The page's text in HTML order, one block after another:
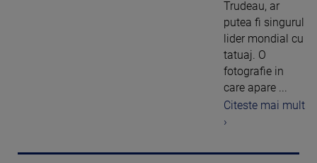
Trudeau, ar
putea fi singurul
lider mondial cu
tatuaj. O
fotografie in
care apare ...
Citeste mai mult
›